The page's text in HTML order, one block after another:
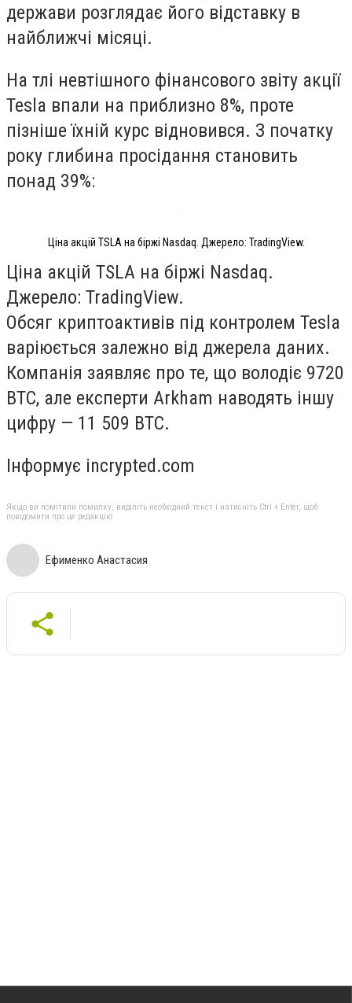
держави розглядає його відставку в
найближчі місяці.
На тлі невтішного фінансового звіту акції
Tesla впали на приблизно 8%, проте
пізніше їхній курс відновився. З початку
року глибина просідання становить
понад 39%:
Ціна акцій TSLA на біржі Nasdaq. Джерело: TradingView.
Ціна акцій TSLA на біржі Nasdaq.
Джерело: TradingView.
Обсяг криптоактивів під контролем Tesla
варіюється залежно від джерела даних.
Компанія заявляє про те, що володіє 9720
BTC, але експерти Arkham наводять іншу
цифру — 11 509 BTC.
Інформує incrypted.com
Якщо ви помітили помилку, виділіть необхідний текст і натисніть Ctrl + Enter, щоб
повідомити про це редакцію
Ефименко Анастасия